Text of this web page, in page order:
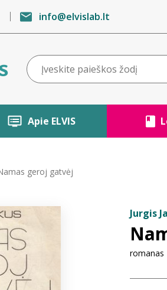
info@elvislab.lt
Apie ELVIS
geroj gatvėj
Jurgis
romanas